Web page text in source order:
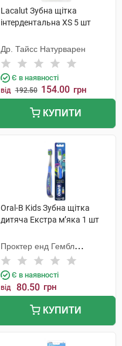
Lacalut Зубна щітка
інтердентальна XS 5 шт
Др. Тайсс Натурварен
Є в наявності
від 192.50 154.00 грн
КУПИТИ
Oral-B Kids Зубна щітка
дитяча Екстра м’яка 1 шт
Проктер енд Гембл
Меньюфекчурінг
Є в наявності
від 80.50 грн
КУПИТИ